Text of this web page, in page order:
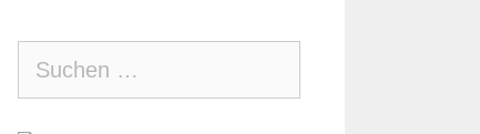
nach: